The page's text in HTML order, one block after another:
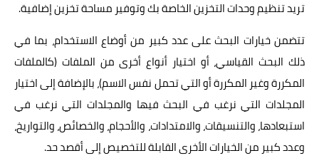
تريد تنظيم وحدات التخزين الخاصة بك وتوفير مساحة تخزين إضافية.
تتضمن خيارات البحث على عدد كبير من أوضاع الاستخدام، بما في
ذلك البحث القياسي، أو اختيار أنواع أخرى من الملفات (كالملفات
المكررة وغير المكررة أو التي تحمل نفس الاسم)، بالإضافة إلى اختيار
المجلدات التي نرغب في البحث فيها والمجلدات التي نرغب في
استبعادها، والتنسيقات، والامتدادات، والأحجام، والخصائص، والتواريخ،
وعدد كبير من الخيارات الأخرى القابلة للتخصيص إلى أقصد حد.